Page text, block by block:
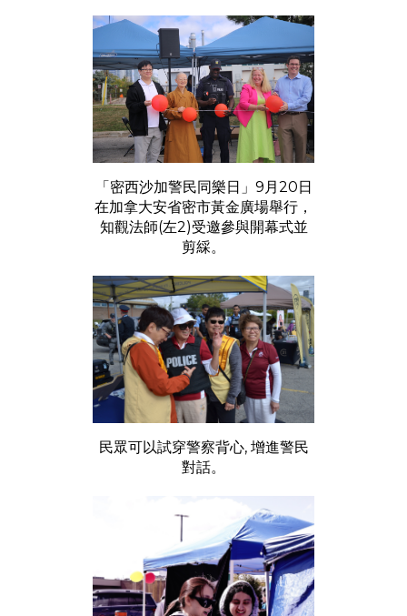
「密西沙加警民同樂日」9月20日
在加拿大安省密市黃金廣場舉行，
知觀法師(左2)受邀參與開幕式並
剪綵。
民眾可以試穿警察背心, 增進警民
對話。